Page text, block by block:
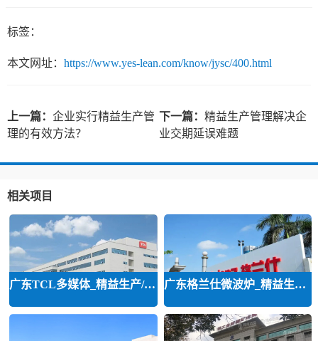
标签：
本文网址： https://www.yes-lean.com/know/jysc/400.html
上一篇： 企业实行精益生产管
理的有效方法？
下一篇： 精益生产管理解决企
业交期延误难题
相关项目
广东TCL多媒体_精益生产/精益品质/ 广东格兰仕微波炉_精益生产等咨询